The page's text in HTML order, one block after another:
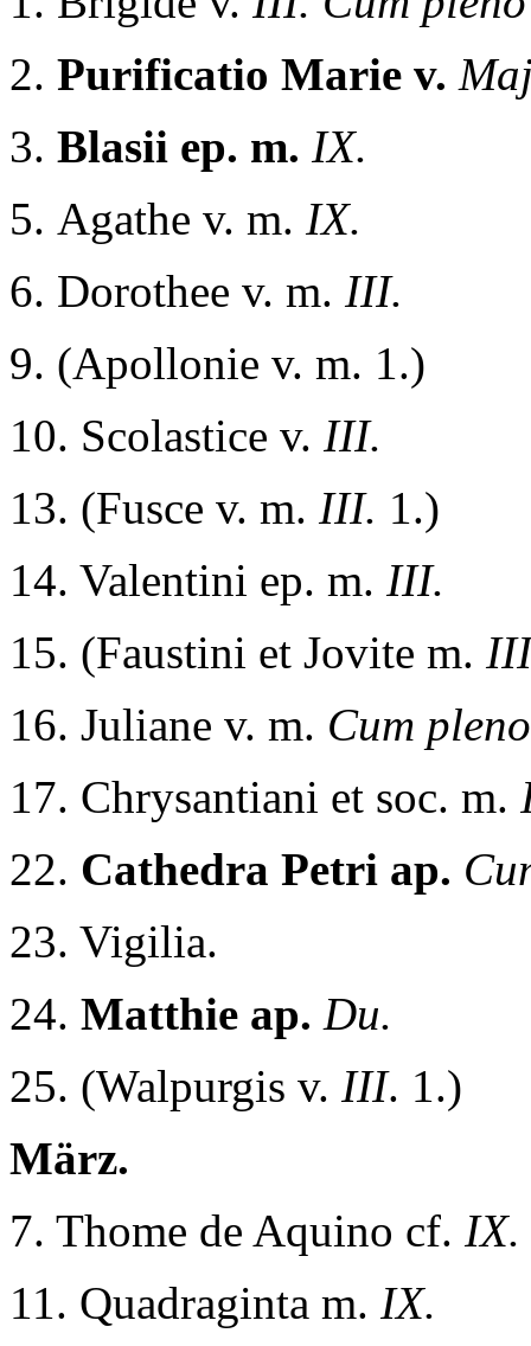
2. Purificatio Marie v.
3. Blasii ep. m. IX.
5. Agathe v. m. IX.
6. Dorothee v. m. III.
9. (Apollonie v. m. 1.)
10. Scolastice v. III.
13. (Fusce v. m. III. 1.)
14. Valentini ep. m. III.
15. (Faustini et Jovite m. III
16. Juliane v. m. Cum
17. Chrysantiani et soc. m.
22. Cathedra Petri ap.
23. Vigilia.
24. Matthie ap. Du.
25. (Walpurgis v. III. 1.)
März.
7. Thome de Aquino cf. IX.
11. Quadraginta m. IX.